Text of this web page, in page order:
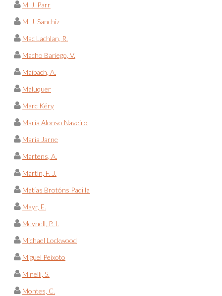
M. J. Parr
M. J. Sanchiz
Mac Lachlan, R.
Macho Bariego, V.
Maibach, A.
Maluquer
Marc Kéry
María Alonso Naveiro
María Jarne
Martens, A.
Martín, F. J.
Matías Brotóns Padilla
Mayr, E.
Meynell, P. J.
Michael Lockwood
Miguel Peixoto
Minelli, S.
Montes, C.